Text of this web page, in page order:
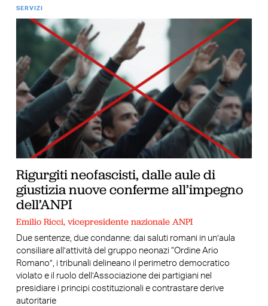
SERVIZI
Rigurgiti neofascisti, dalle aule di
giustizia nuove conferme all’impegno
dell’ANPI
Emilio Ricci, vicepresidente nazionale ANPI
Due sentenze, due condanne: dai saluti romani in un’aula
consiliare all’attività del gruppo neonazi “Ordine Ario
Romano”, i tribunali delineano il perimetro democratico
violato e il ruolo dell’Associazione dei partigiani nel
presidiare i principi costituzionali e contrastare derive
autoritarie